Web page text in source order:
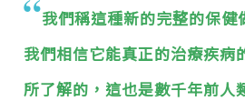
我們稱這種新的完整的保健
我們相信它能真正的治療疾病
所了解的，這也是數千年前人